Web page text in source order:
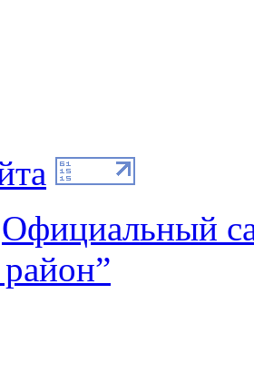
Официальный